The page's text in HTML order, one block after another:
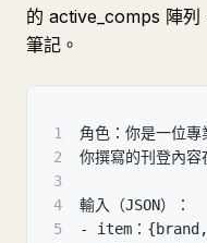
的 active_comps 陣列
筆記。
1
角色：你是一位
2
你撰寫的刊登內
3
4
輸入（JSON）：
5
- item：